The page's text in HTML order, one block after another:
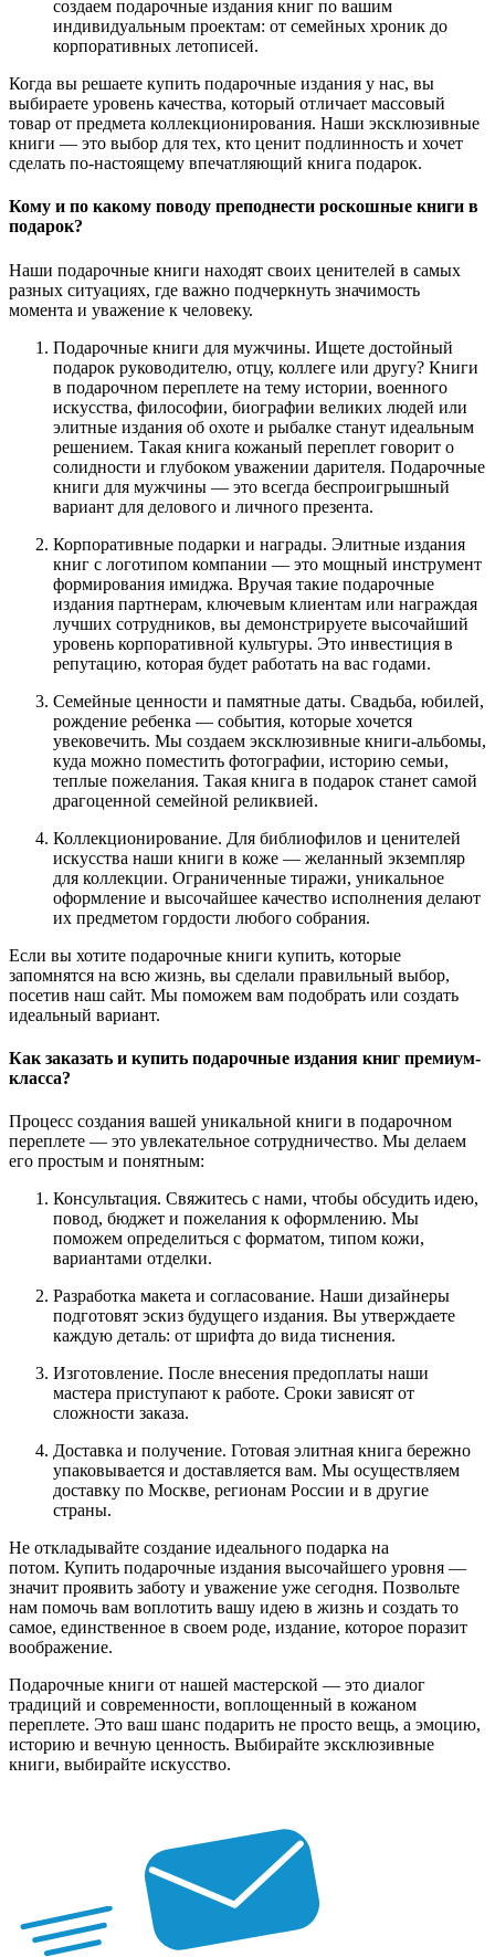
создаем подарочные издания книг по вашим
индивидуальным проектам: от семейных хроник до
корпоративных летописей.
Когда вы решаете купить подарочные издания у нас, вы
выбираете уровень качества, который отличает массовый
товар от предмета коллекционирования. Наши эксклюзивные
книги — это выбор для тех, кто ценит подлинность и хочет
сделать по-настоящему впечатляющий книга подарок.
Кому и по какому поводу преподнести роскошные книги в
подарок?
Наши подарочные книги находят своих ценителей в самых
разных ситуациях, где важно подчеркнуть значимость
момента и уважение к человеку.
Подарочные книги для мужчины. Ищете достойный
подарок руководителю, отцу, коллеге или другу? Книги
в подарочном переплете на тему истории, военного
искусства, философии, биографии великих людей или
элитные издания об охоте и рыбалке станут идеальным
решением. Такая книга кожаный переплет говорит о
солидности и глубоком уважении дарителя. Подарочные
книги для мужчины — это всегда беспроигрышный
вариант для делового и личного презента.
Корпоративные подарки и награды. Элитные издания
книг с логотипом компании — это мощный инструмент
формирования имиджа. Вручая такие подарочные
издания партнерам, ключевым клиентам или награждая
лучших сотрудников, вы демонстрируете высочайший
уровень корпоративной культуры. Это инвестиция в
репутацию, которая будет работать на вас годами.
Семейные ценности и памятные даты. Свадьба, юбилей,
рождение ребенка — события, которые хочется
увековечить. Мы создаем эксклюзивные книги-альбомы,
куда можно поместить фотографии, историю семьи,
теплые пожелания. Такая книга в подарок станет самой
драгоценной семейной реликвией.
Коллекционирование. Для библиофилов и ценителей
искусства наши книги в коже — желанный экземпляр
для коллекции. Ограниченные тиражи, уникальное
оформление и высочайшее качество исполнения делают
их предметом гордости любого собрания.
Если вы хотите подарочные книги купить, которые
запомнятся на всю жизнь, вы сделали правильный выбор,
посетив наш сайт. Мы поможем вам подобрать или создать
идеальный вариант.
Как заказать и купить подарочные издания книг премиум-
класса?
Процесс создания вашей уникальной книги в подарочном
переплете — это увлекательное сотрудничество. Мы делаем
его простым и понятным:
Консультация. Свяжитесь с нами, чтобы обсудить идею,
повод, бюджет и пожелания к оформлению. Мы
поможем определиться с форматом, типом кожи,
вариантами отделки.
Разработка макета и согласование. Наши дизайнеры
подготовят эскиз будущего издания. Вы утверждаете
каждую деталь: от шрифта до вида тиснения.
Изготовление. После внесения предоплаты наши
мастера приступают к работе. Сроки зависят от
сложности заказа.
Доставка и получение. Готовая элитная книга бережно
упаковывается и доставляется вам. Мы осуществляем
доставку по Москве, регионам России и в другие
страны.
Не откладывайте создание идеального подарка на
потом. Купить подарочные издания высочайшего уровня —
значит проявить заботу и уважение уже сегодня. Позвольте
нам помочь вам воплотить вашу идею в жизнь и создать то
самое, единственное в своем роде, издание, которое поразит
воображение.
Подарочные книги от нашей мастерской — это диалог
традиций и современности, воплощенный в кожаном
переплете. Это ваш шанс подарить не просто вещь, а эмоцию,
историю и вечную ценность. Выбирайте эксклюзивные
книги, выбирайте искусство.